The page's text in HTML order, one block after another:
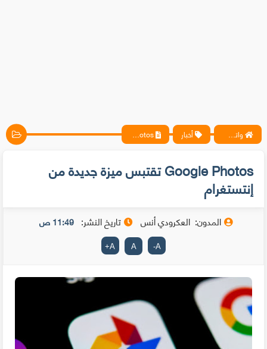
واتس آب ، فيسبوك ، أنترنت ، شروحات تقنية حصرية - المحترف أخبار Google Photos تقتبس ميزة جديدة من إنتستغرام
Google Photos تقتبس ميزة جديدة من
إنتستغرام
المدون: العكرودي أنس تاريخ النشر: 11:49 ص
A
-
A
A
+